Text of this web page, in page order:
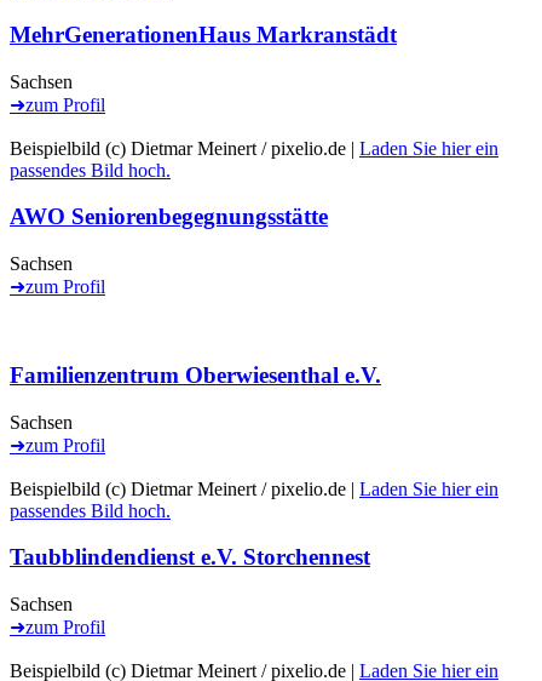
MehrGenerationenHaus Markranstädt
Sachsen
➜zum Profil
Beispielbild (c) Dietmar Meinert / pixelio.de | Laden Sie hier ein
passendes Bild hoch.
AWO Seniorenbegegnungsstätte
Sachsen
➜zum Profil
Familienzentrum Oberwiesenthal e.V.
Sachsen
➜zum Profil
Beispielbild (c) Dietmar Meinert / pixelio.de | Laden Sie hier ein
passendes Bild hoch.
Taubblindendienst e.V. Storchennest
Sachsen
➜zum Profil
Beispielbild (c) Dietmar Meinert / pixelio.de | Laden Sie hier ein